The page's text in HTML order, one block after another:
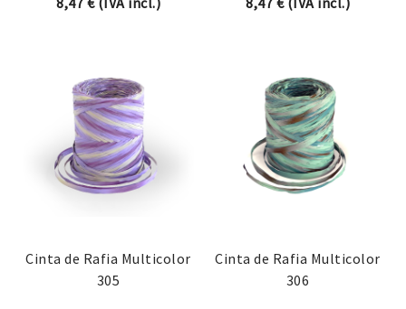
Cinta de Rafia Multicolor
305
Cinta de Rafia Multicolor
306